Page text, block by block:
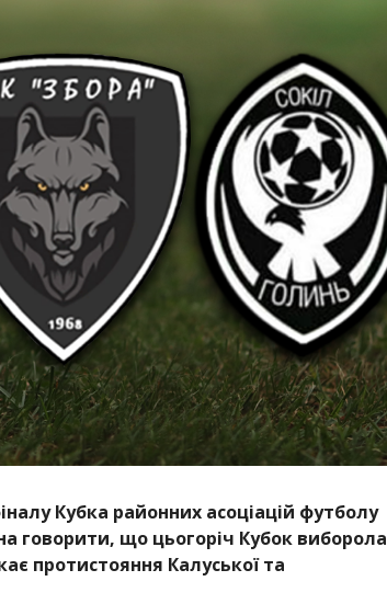
Кубка районних асоціацій футболу
говорити, що цьогоріч Кубок виборола
протистояння Калуської та